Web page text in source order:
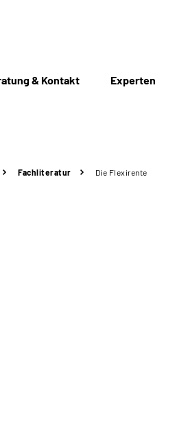
& Kontakt Experten
Fachliteratur Die Flexirente